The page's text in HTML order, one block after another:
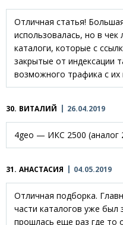
Отличная статья!
использовалась, но в чек
каталоги, которые с
закрытые от индексации
возможного трафика с
30. ВИТАЛИЙ 26.04.2019
4geo — ИКС 2500 (аналог
31. АНАСТАСИЯ 04.05.2019
Отличная подборка.
части каталогов уже был
прошлась еще раз где то